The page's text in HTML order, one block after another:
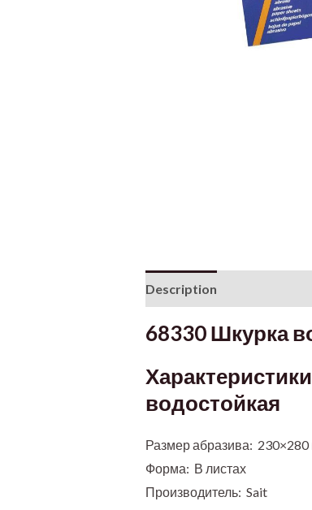
Description
68330 Шкурка
водостойкая
Размер абразива:
Форма: В листах
Производитель: Sait